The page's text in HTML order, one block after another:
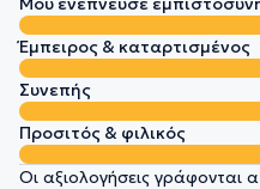
Έμπειρος & καταρτισμένος
Συνεπής
Προσιτός & φιλικός
Οι αξιολογήσεις